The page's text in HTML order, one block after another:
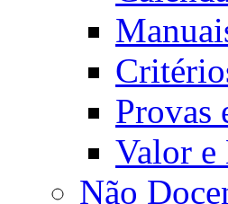
Provas
Valor e
Não